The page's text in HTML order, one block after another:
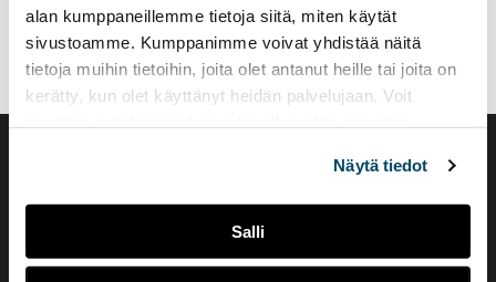
alan kumppaneillemme tietoja siitä, miten käytät
sivustoamme. Kumppanimme voivat yhdistää näitä
tietoja muihin tietoihin, joita olet antanut heille tai joita on
kerätty, kun olet käyttänyt heidän palvelujaan. Voit
Näytä tiedot
Salli